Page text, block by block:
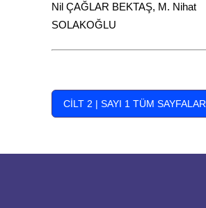
Nil ÇAĞLAR BEKTAŞ, M. Nihat
SOLAKOĞLU
CILT 2 | SAYI 1 TÜM SAYFALAR